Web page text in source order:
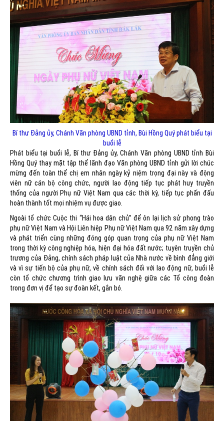
Bí thư Đảng ủy, Chánh Văn phòng UBND tỉnh, Bùi Hồng Quý phát biểu tại
buổi lễ
Phát biểu tại buổi lễ, Bí thư Đảng ủy, Chánh Văn phòng UBND tỉnh Bùi
Hồng Quý thay mặt tập thể lãnh đạo Văn phòng UBND tỉnh gửi lời chúc
mừng đến toàn thể chị em nhân ngày kỷ niệm trọng đại này và động
viên nữ cán bộ công chức, người lao động tiếp tục phát huy truyền
thống của người Phụ nữ Việt Nam qua các thời kỳ, tiếp tục phấn đấu
hoàn thành tốt mọi nhiệm vụ được giao.
Ngoài tổ chức Cuộc thi “Hái hoa dân chủ” để ôn lại lịch sử phong trào
phụ nữ Việt Nam và Hội Liên hiệp Phụ nữ Việt Nam qua 92 năm xây dựng
và phát triển cùng những đóng góp quan trọng của phụ nữ Việt Nam
trong thời kỳ công nghiệp hóa, hiện đại hóa đất nước; tuyên truyền chủ
trương của Đảng, chính sách pháp luật của Nhà nước về bình đẳng giới
và vì sự tiến bộ của phụ nữ, về chính sách đối với lao động nữ, buổi lễ
còn tổ chức chương trình giao lưu văn nghệ giữa các Tổ công đoàn
trong đơn vị để tạo sự đoàn kết, gắn bó.